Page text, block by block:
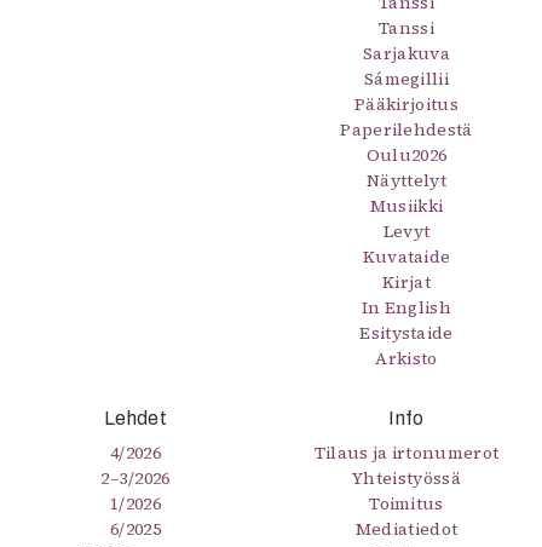
Tanssi
Sarjakuva
Sámegillii
Pääkirjoitus
Paperilehdestä
Oulu2026
Näyttelyt
Musiikki
Levyt
Kuvataide
Kirjat
In English
Esitystaide
Arkisto
Lehdet
4/2026
2–3/2026
1/2026
6/2025
Info
Tilaus ja irtonumerot
Yhteistyössä
Toimitus
Mediatiedot